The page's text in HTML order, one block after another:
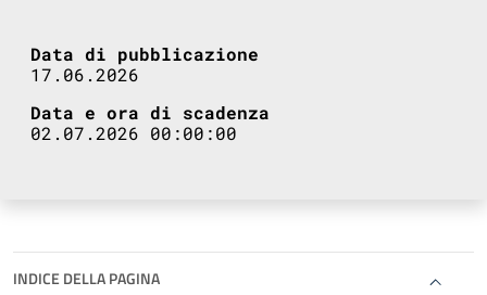
Data di pubblicazione
17.06.2026
Data e ora di scadenza
02.07.2026 00:00:00
INDICE DELLA PAGINA